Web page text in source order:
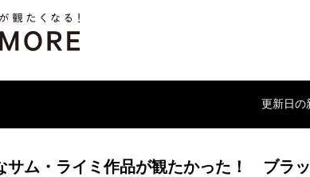
サム・ライミ作品が観たかった！ ブラ